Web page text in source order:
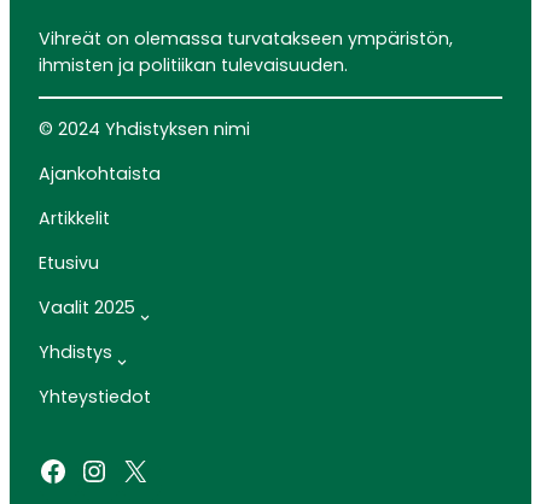
Vihreät on olemassa turvatakseen ympäristön,
ihmisten ja politiikan tulevaisuuden.
© 2024 Yhdistyksen nimi
Ajankohtaista
Artikkelit
Etusivu
Vaalit 2025
Yhdistys
Yhteystiedot
Facebook Instagram X